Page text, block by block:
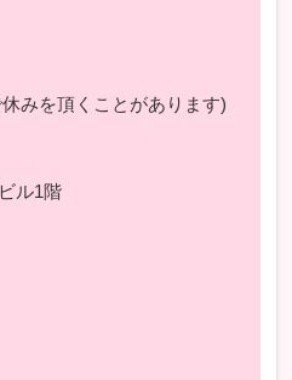
みを頂くことがあります)
ル1階